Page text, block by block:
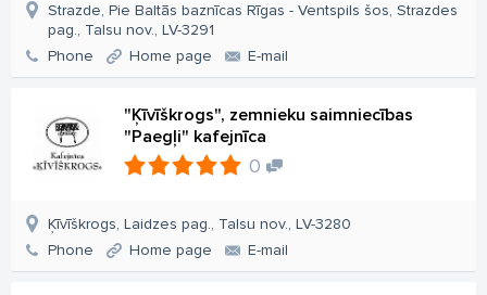
Strazde, Pie Baltās baznīcas Rīgas - Ventspils šos, Strazdes
pag., Talsu nov., LV-3291
Phone
Home page E-mail
"Ķīvīškrogs", zemnieku saimniecības
"Paegļi" kafejnīca
0
Ķīvīškrogs, Laidzes pag., Talsu nov., LV-3280
Phone
Home page E-mail